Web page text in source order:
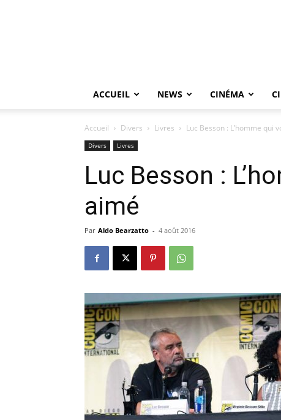
ACCUEIL NEWS CINÉMA
Accueil Divers Livres Luc Besson : L’homme qui
Divers Livres
Luc Besson :
aimé
Par Aldo Bearzatto - 4 août 2016